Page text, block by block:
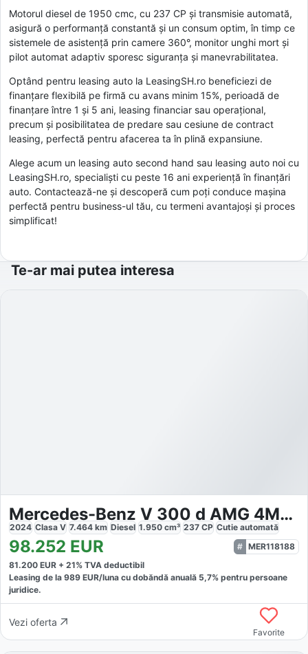
Motorul diesel de 1950 cmc, cu 237 CP și transmisie automată,
asigură o performanță constantă și un consum optim, în timp ce
sistemele de asistență prin camere 360°, monitor unghi mort și
pilot automat adaptiv sporesc siguranța și manevrabilitatea.
Optând pentru leasing auto la LeasingSH.ro beneficiezi de
finanțare flexibilă pe firmă cu avans minim 15%, perioadă de
finanțare între 1 și 5 ani, leasing financiar sau operațional,
precum și posibilitatea de predare sau cesiune de contract
leasing, perfectă pentru afacerea ta în plină expansiune.
Alege acum un leasing auto second hand sau leasing auto noi cu
LeasingSH.ro, specialiști cu peste 16 ani experiență în finanțări
auto. Contactează-ne și descoperă cum poți conduce mașina
perfectă pentru business-ul tău, cu termeni avantajoși și proces
simplificat!
Te-ar mai putea interesa
Mercedes-Benz V 300 d AMG 4MATIC extralang facelift
2024 Clasa V 7.464 km Diesel 1.950 cm³ 237 CP Cutie automată
98.252 EUR
MER118188
81.200 EUR + 21% TVA deductibil
Leasing de la 989 EUR/luna cu dobăndă anuală 5,7% pentru persoane
juridice.
Vezi oferta
Favorite